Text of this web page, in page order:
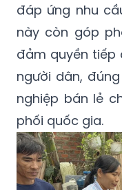
đáp ứng nhu
này còn góp
đảm quyền tiếp
người dân,
nghiệp bán lẻ
phối quốc gia.